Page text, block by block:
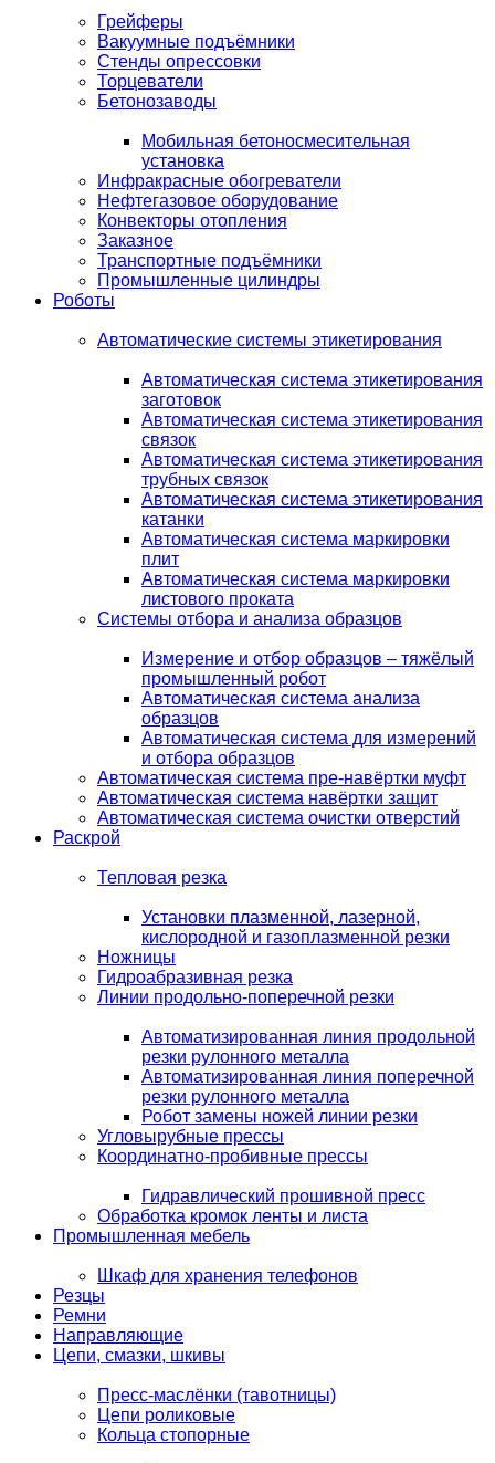
Грейферы
Вакуумные подъёмники
Стенды опрессовки
Торцеватели
Бетонозаводы
Мобильная бетоносмесительная
установка
Инфракрасные обогреватели
Нефтегазовое оборудование
Конвекторы отопления
Заказное
Транспортные подъёмники
Промышленные цилиндры
Роботы
Автоматические системы этикетирования
Автоматическая система этикетирования
заготовок
Автоматическая система этикетирования
связок
Автоматическая система этикетирования
трубных связок
Автоматическая система этикетирования
катанки
Автоматическая система маркировки
плит
Автоматическая система маркировки
листового проката
Системы отбора и анализа образцов
Измерение и отбор образцов – тяжёлый
промышленный робот
Автоматическая система анализа
образцов
Автоматическая система для измерений
и отбора образцов
Автоматическая система пре-навёртки муфт
Автоматическая система навёртки защит
Автоматическая система очистки отверстий
Раскрой
Тепловая резка
Установки плазменной, лазерной,
кислородной и газоплазменной резки
Ножницы
Гидроабразивная резка
Линии продольно-поперечной резки
Автоматизированная линия продольной
резки рулонного металла
Автоматизированная линия поперечной
резки рулонного металла
Робот замены ножей линии резки
Угловырубные прессы
Координатно-пробивные прессы
Гидравлический прошивной пресс
Обработка кромок ленты и листа
Промышленная мебель
Шкаф для хранения телефонов
Резцы
Ремни
Направляющие
Цепи, смазки, шкивы
Пресс-маслёнки (тавотницы)
Цепи роликовые
Кольца стопорные